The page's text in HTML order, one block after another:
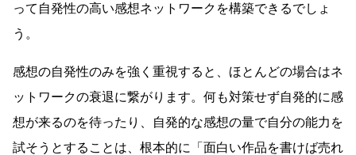
って自発性の高い感想ネットワークを構築できるでしょ
う。
感想の自発性のみを強く重視すると、ほとんどの場合はネ
ットワークの衰退に繋がります。何も対策せず自発的に感
想が来るのを待ったり、自発的な感想の量で自分の能力を
試そうとすることは、根本的に「面白い作品を書けば売れ